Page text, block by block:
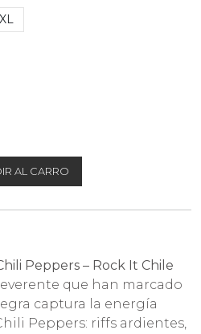
XL
AL CARRO
Peppers – Rock It Chile
que han marcado
captura la energía
Peppers: riffs ardientes,